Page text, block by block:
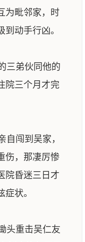
为毗邻家，时
动手行凶。
三弟伙同他的
院三个月才完
闯到吴家，
伤，那凄厉惨
院昏迷三日才
状。
头重击吴仁友